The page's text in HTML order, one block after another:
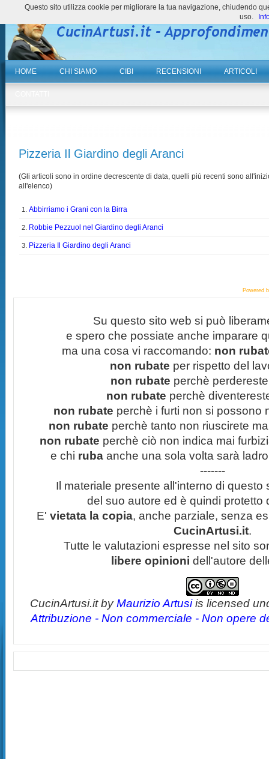
HOME CHI SIAMO CIBI RECENSIONI ARTICOLI
Pizzeria Il Giardino degli Aranci
(Gli articoli sono in ordine decrescente di data, quelli più recenti sono
all'elenco)
1.Abbirriamo i Grani con la Birra
2. Robbie Pezzuol nel Giardino degli Aranci
3. Pizzeria Il Giardino degli Aranci
Powered
Su questo sito web si può
e spero che possiate anche imparare
ma una cosa vi raccomando: non
non rubate per rispetto del
non rubate perchè
non rubate perchè
non rubate perchè i furti non si possono
non rubate perchè tanto non riuscirete
non rubate perchè ciò non indica mai
e chi ruba anche una sola volta sarà
-------
Il materiale presente all'interno di questo
del suo autore ed è quindi protetto
E' vietata la copia, anche parziale, senza
CucinArtusi.it.
Tutte le valutazioni espresse nel sito
libere opinioni dell'autore
CucinArtusi.itbyMaurizio Artusiis licensed
Attribuzione - Non commerciale - Non opere
Questo sito utilizza cookie per migliorare la tua navigazione, chiudendo
uso.